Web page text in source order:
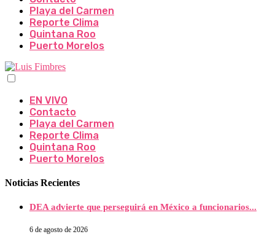
Playa del Carmen
Reporte Clima
Quintana Roo
Puerto Morelos
EN VIVO
Contacto
Playa del Carmen
Reporte Clima
Quintana Roo
Puerto Morelos
Noticias Recientes
DEA advierte que perseguirá en México a funcionarios...
6 de agosto de 2026